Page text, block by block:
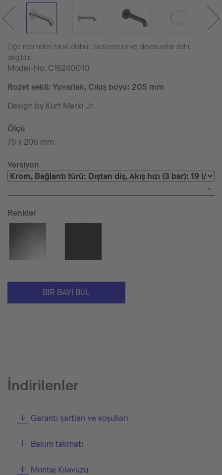
Öğe resimden farklı olabilir. Süslemeler ve aksesuarlar dahil
değildir.
Model-No. C15240010
Rozet şekli: Yuvarlak, Çıkış boyu: 205 mm
Design by Kurt Merki Jr.
Ölçü
75 x 205 mm
Versiyon
Renkler
BIR BAYI BUL
İndirilenler
Garanti şartları ve koşulları
Bakım talimatı
Montaj Kılavuzu